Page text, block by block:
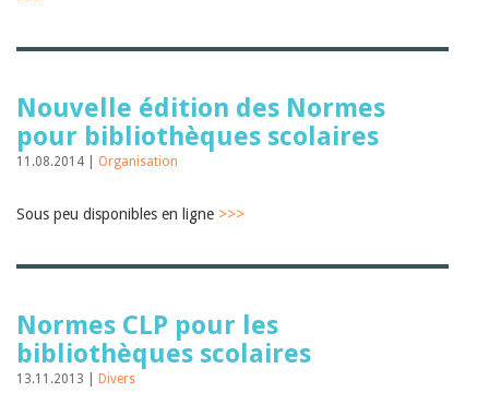
Juillet 2026
Décembre 2025
Novembre 2025
Septembre 2025
Mars 2025
2022
2021
2020
2019
Nouvelle édition des Normes
pour bibliothèques scolaires
11.08.2014 | Organisation
Sous peu disponibles en ligne >>>
Normes CLP pour les
bibliothèques scolaires
13.11.2013 | Divers